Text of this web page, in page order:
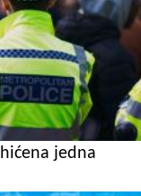
jedna